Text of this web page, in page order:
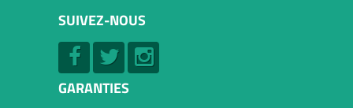
SUIVEZ-NOUS
GARANTIES